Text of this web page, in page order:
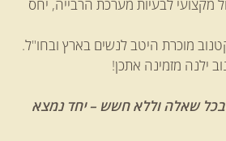
מקצועי לבעיות מערכת הרבייה, יחס
מוכרת היטב לנשים בארץ ובחו"ל.
ילנה מזמינה אתכן!
בכל שאלה וללא חשש – יחד נמצא